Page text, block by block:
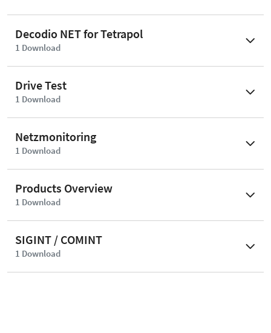
Decodio NET for Tetrapol
1 Download
Drive Test
1 Download
Netzmonitoring
1 Download
Products Overview
1 Download
SIGINT / COMINT
1 Download